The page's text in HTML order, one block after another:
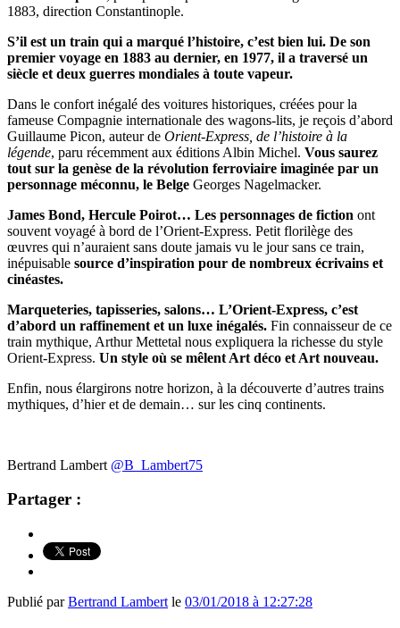
1883, direction Constantinople.
S’il est un train qui a marqué l’histoire, c’est bien lui. De son
premier voyage en 1883 au dernier, en 1977, il a traversé un
siècle et deux guerres mondiales à toute vapeur.
Dans le confort inégalé des voitures historiques, créées pour la
fameuse Compagnie internationale des wagons-lits, je reçois d’abord
Guillaume Picon, auteur de Orient-Express, de l’histoire à la
légende, paru récemment aux éditions Albin Michel. Vous saurez
tout sur la genèse de la révolution ferroviaire imaginée par un
personnage méconnu, le Belge Georges Nagelmacker.
James Bond, Hercule Poirot… Les personnages de fiction ont
souvent voyagé à bord de l’Orient-Express. Petit florilège des
œuvres qui n’auraient sans doute jamais vu le jour sans ce train,
inépuisable source d’inspiration pour de nombreux écrivains et
cinéastes.
Marqueteries, tapisseries, salons… L’Orient-Express, c’est
d’abord un raffinement et un luxe inégalés. Fin connaisseur de ce
train mythique, Arthur Mettetal nous expliquera la richesse du style
Orient-Express. Un style où se mêlent Art déco et Art nouveau.
Enfin, nous élargirons notre horizon, à la découverte d’autres trains
mythiques, d’hier et de demain… sur les cinq continents.
Bertrand Lambert @B_Lambert75
Partager :
Publié parBertrand Lambert le 03/01/2018 à 12:27:28